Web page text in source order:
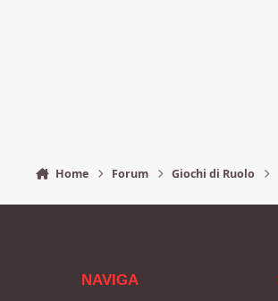
Home Forum Giochi di Ruolo
NAVIGA